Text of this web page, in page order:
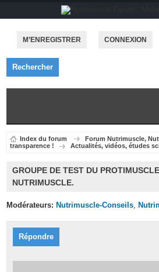
M’ENREGISTRER CONNEXION
Rechercher
Index du forum
Forum Nutrimuscle,
transparence !
Actualités, vidéos, études
GROUPE DE TEST DU
NUTRIMUSCLE.
Modérateurs: Nutrimuscle-Conseils ,
Répondre